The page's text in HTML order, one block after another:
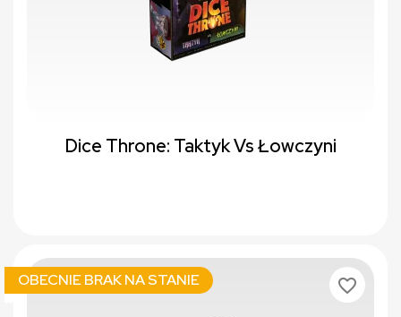
Dice Throne: Taktyk Vs Łowczyni
OBECNIE BRAK NA STANIE favorite_border